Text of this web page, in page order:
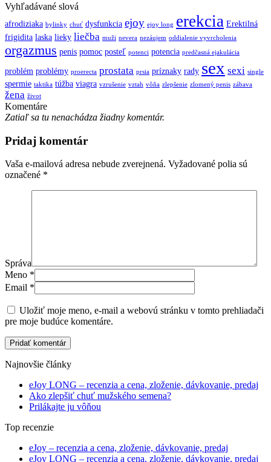
Vyhľadávané slová
afrodiziaka bylinky chuť dysfunkcia ejoy ejoy long erekcia Erektilná
frigidita laska lieky liečba muži nevera nezáujem oddialenie vyvrcholenia
orgazmus penis pomoc posteľ potenci potencia predčasná ejakulácia
problém problémy proerecta prostata prsia príznaky rady sex sexi single
spermie taktika túžba viagra vzrušenie vztah vôňa zlepšenie zlomený penis zábava
žena život
Komentáre
Zatiaľ sa tu nenachádza žiadny komentár.
Pridaj komentár
Vaša e-mailová adresa nebude zverejnená. Vyžadované polia sú
označené *
Správa
Meno *
Email *
Uložiť moje meno, e-mail a webovú stránku v tomto prehliadači
pre moje budúce komentáre.
Pridať komentár
Najnovšie články
eJoy LONG – recenzia a cena, zloženie, dávkovanie, predaj
Ako zlepšiť chuť mužského semena?
Prilákajte ju vôňou
Top recenzie
eJoy – recenzia a cena, zloženie, dávkovanie, predaj
eJoy LONG – recenzia a cena, zloženie, dávkovanie, predaj